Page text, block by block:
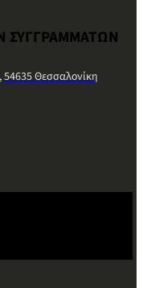
ΣΥΓΓΡΑΜΜΑΤΩΝ
Θεσσαλονίκη